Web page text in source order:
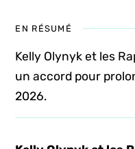
EN RÉSUMÉ
Kelly Olynyk et les
un accord pour
2026.